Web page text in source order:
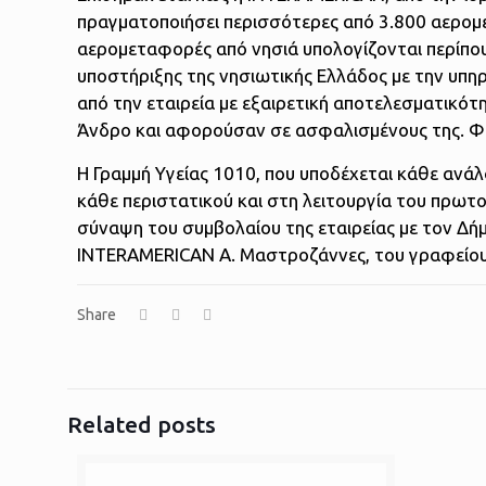
πραγματοποιήσει περισσότερες από 3.800
αερομεταφορές από νησιά υπολογίζονται
υποστήριξης της νησιωτικής Ελλάδος με την
από την εταιρεία με εξαιρετική
Άνδρο και αφορούσαν σε ασφαλισμένους της.
Η Γραμμή Υγείας 1010, που υποδέχεται κάθε
κάθε περιστατικού και στη λειτουργία του
σύναψη του συμβολαίου της εταιρείας με τον
INTERAMERICAN Α. Μαστροζάννες, του
Share
Related posts